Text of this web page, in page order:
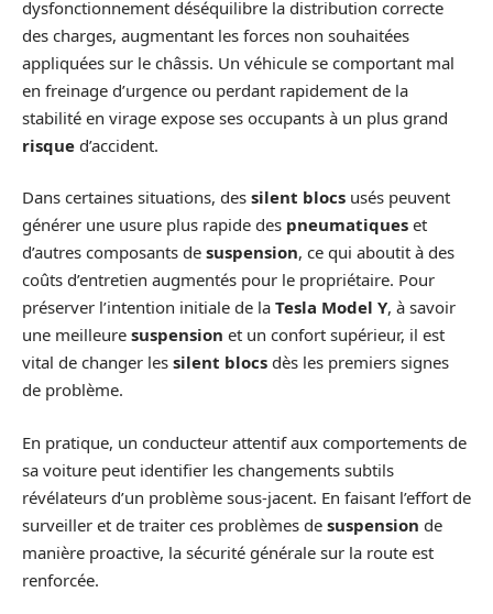
dysfonctionnement déséquilibre la distribution correcte
des charges, augmentant les forces non souhaitées
appliquées sur le châssis. Un véhicule se comportant mal
en freinage d’urgence ou perdant rapidement de la
stabilité en virage expose ses occupants à un plus grand
risque d’accident.
Dans certaines situations, des silent blocs usés peuvent
générer une usure plus rapide des pneumatiques et
d’autres composants de suspension, ce qui aboutit à des
coûts d’entretien augmentés pour le propriétaire. Pour
préserver l’intention initiale de la Tesla Model Y, à savoir
une meilleure suspension et un confort supérieur, il est
vital de changer les silent blocs dès les premiers signes
de problème.
En pratique, un conducteur attentif aux comportements de
sa voiture peut identifier les changements subtils
révélateurs d’un problème sous-jacent. En faisant l’effort de
surveiller et de traiter ces problèmes de suspension de
manière proactive, la sécurité générale sur la route est
renforcée.